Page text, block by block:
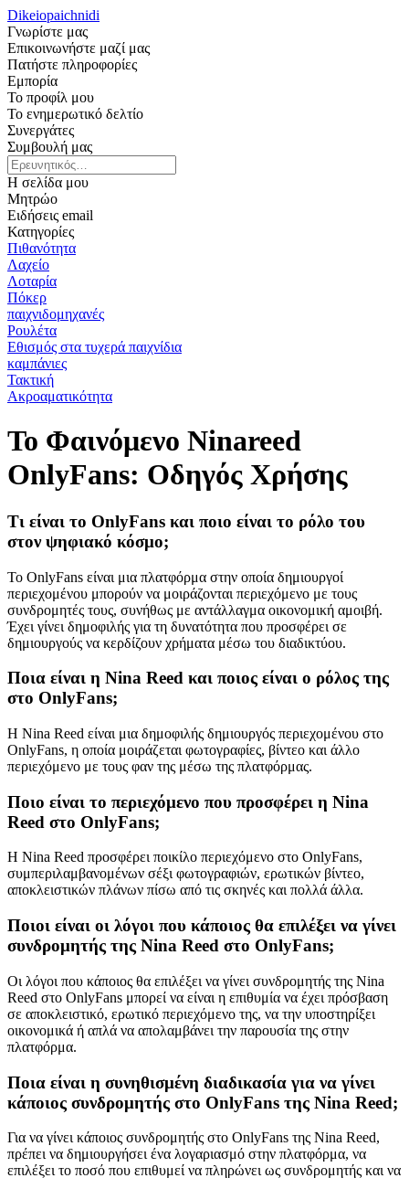
Dikeiopaichnidi
Γνωρίστε μας
Επικοινωνήστε μαζί μας
Πατήστε πληροφορίες
Εμπορία
Το προφίλ μου
Το ενημερωτικό δελτίο
Συνεργάτες
Συμβουλή μας
Η σελίδα μου
Μητρώο
Ειδήσεις email
Κατηγορίες
Πιθανότητα
Λαχείο
Λοταρία
Πόκερ
παιχνιδομηχανές
Ρουλέτα
Εθισμός στα τυχερά παιχνίδια
καμπάνιες
Τακτική
Ακροαματικότητα
Το Φαινόμενο Ninareed
OnlyFans: Οδηγός Χρήσης
Τι είναι το OnlyFans και ποιο είναι το ρόλο του
στον ψηφιακό κόσμο;
Το OnlyFans είναι μια πλατφόρμα στην οποία δημιουργοί
περιεχομένου μπορούν να μοιράζονται περιεχόμενο με τους
συνδρομητές τους, συνήθως με αντάλλαγμα οικονομική αμοιβή.
Έχει γίνει δημοφιλής για τη δυνατότητα που προσφέρει σε
δημιουργούς να κερδίζουν χρήματα μέσω του διαδικτύου.
Ποια είναι η Nina Reed και ποιος είναι ο ρόλος της
στο OnlyFans;
Η Nina Reed είναι μια δημοφιλής δημιουργός περιεχομένου στο
OnlyFans, η οποία μοιράζεται φωτογραφίες, βίντεο και άλλο
περιεχόμενο με τους φαν της μέσω της πλατφόρμας.
Ποιο είναι το περιεχόμενο που προσφέρει η Nina
Reed στο OnlyFans;
Η Nina Reed προσφέρει ποικίλο περιεχόμενο στο OnlyFans,
συμπεριλαμβανομένων σέξι φωτογραφιών, ερωτικών βίντεο,
αποκλειστικών πλάνων πίσω από τις σκηνές και πολλά άλλα.
Ποιοι είναι οι λόγοι που κάποιος θα επιλέξει να γίνει
συνδρομητής της Nina Reed στο OnlyFans;
Οι λόγοι που κάποιος θα επιλέξει να γίνει συνδρομητής της Nina
Reed στο OnlyFans μπορεί να είναι η επιθυμία να έχει πρόσβαση
σε αποκλειστικό, ερωτικό περιεχόμενο της, να την υποστηρίξει
οικονομικά ή απλά να απολαμβάνει την παρουσία της στην
πλατφόρμα.
Ποια είναι η συνηθισμένη διαδικασία για να γίνει
κάποιος συνδρομητής στο OnlyFans της Nina Reed;
Για να γίνει κάποιος συνδρομητής στο OnlyFans της Nina Reed,
πρέπει να δημιουργήσει ένα λογαριασμό στην πλατφόρμα, να
επιλέξει το ποσό που επιθυμεί να πληρώνει ως συνδρομητής και να